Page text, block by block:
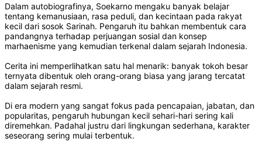
Dalam autobiografinya, Soekarno mengaku banyak belajar
tentang kemanusiaan, rasa peduli, dan kecintaan pada rakyat
kecil dari sosok Sarinah. Pengaruh itu bahkan membentuk cara
pandangnya terhadap perjuangan sosial dan konsep
marhaenisme yang kemudian terkenal dalam sejarah Indonesia.
Cerita ini memperlihatkan satu hal menarik: banyak tokoh besar
ternyata dibentuk oleh orang-orang biasa yang jarang tercatat
dalam sejarah resmi.
Di era modern yang sangat fokus pada pencapaian, jabatan, dan
popularitas, pengaruh hubungan kecil sehari-hari sering kali
diremehkan. Padahal justru dari lingkungan sederhana, karakter
seseorang sering mulai terbentuk.